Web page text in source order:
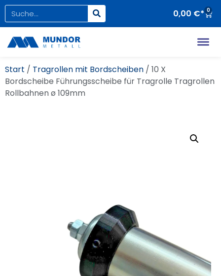
0,00 € 0
Start / Tragrollen mit Bordscheiben / 10 X
Bordscheibe Führungsscheibe für Tragrolle Tragrollen
Rollbahnen ø 109mm